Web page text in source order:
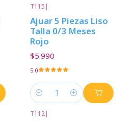
T115 |
Ajuar 5 Piezas Liso
Talla 0/3 Meses
Rojo
$5.990
5.0
Cantidad
T112|